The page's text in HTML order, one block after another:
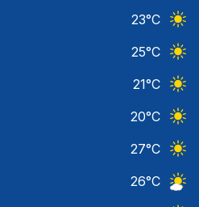
23°C
25°C
21°C
20°C
27°C
26°C